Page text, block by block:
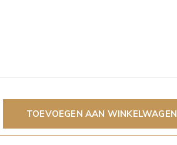
TOEVOEGEN AAN WINKELWAGEN